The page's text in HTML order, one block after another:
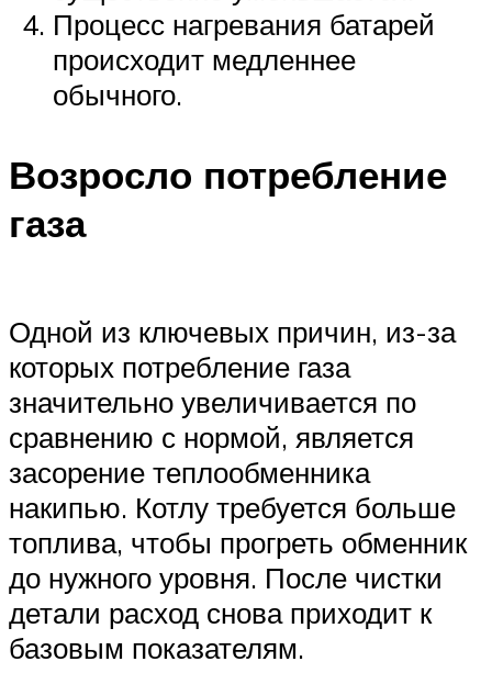
Процесс нагревания батарей
происходит медленнее
обычного.
Возросло потребление
газа
Одной из ключевых причин, из-за
которых потребление газа
значительно увеличивается по
сравнению с нормой, является
засорение теплообменника
накипью. Котлу требуется больше
топлива, чтобы прогреть обменник
до нужного уровня. После чистки
детали расход снова приходит к
базовым показателям.